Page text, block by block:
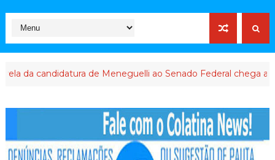
de Meneguelli ao Senado Federal chega ao final